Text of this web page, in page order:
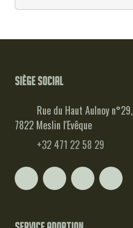
Siège social
Rue du Haut Aulnoy n°29,
7822 Meslin l'Evêque
+32 471 22 58 29